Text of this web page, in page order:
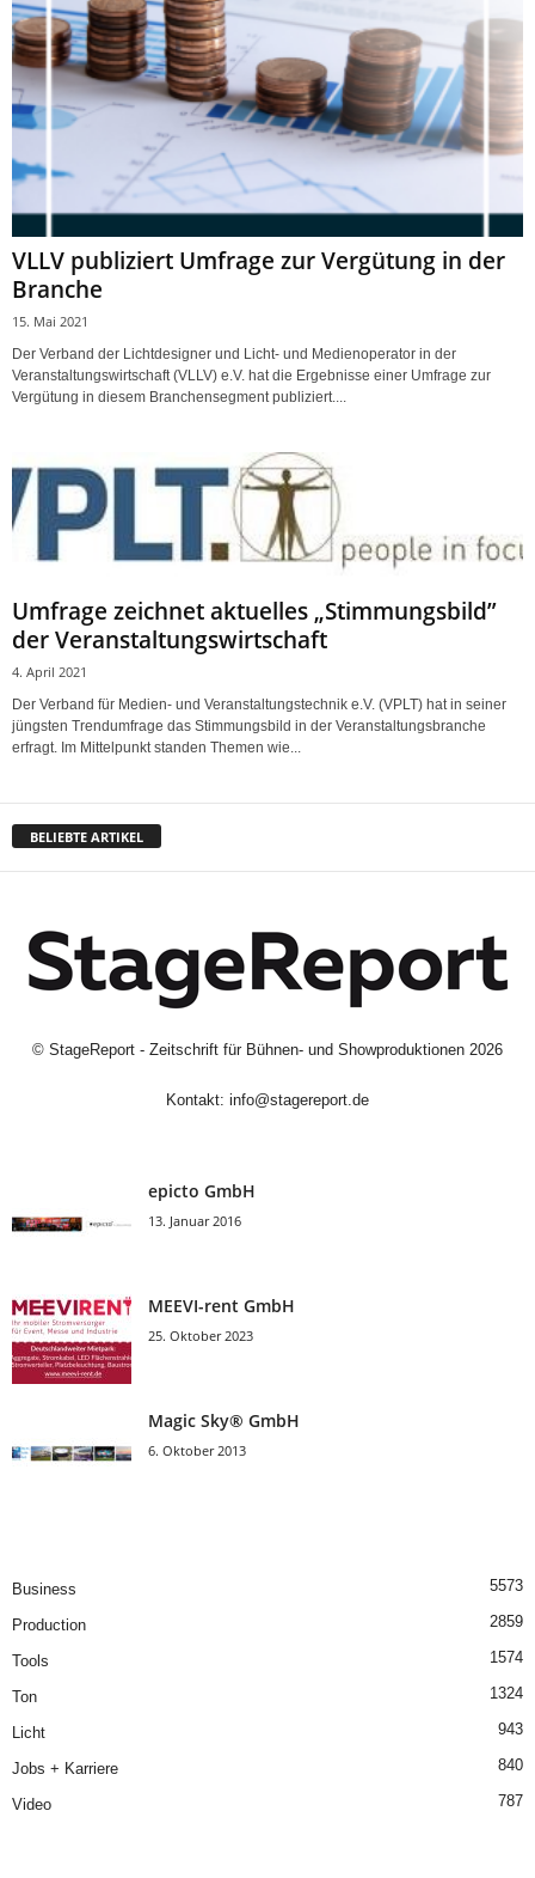
VLLV publiziert Umfrage zur Vergütung in der
Branche
15. Mai 2021
Der Verband der Lichtdesigner und Licht- und Medienoperator in der
Veranstaltungswirtschaft (VLLV) e.V. hat die Ergebnisse einer Umfrage zur
Vergütung in diesem Branchensegment publiziert....
Umfrage zeichnet aktuelles „Stimmungsbild”
der Veranstaltungswirtschaft
4. April 2021
Der Verband für Medien- und Veranstaltungstechnik e.V. (VPLT) hat in seiner
jüngsten Trendumfrage das Stimmungsbild in der Veranstaltungsbranche
erfragt. Im Mittelpunkt standen Themen wie...
BELIEBTE ARTIKEL
© StageReport - Zeitschrift für Bühnen- und Showproduktionen 2026
Kontakt: info@stagereport.de
epicto GmbH
13. Januar 2016
MEEVI-rent GmbH
25. Oktober 2023
Magic Sky® GmbH
6. Oktober 2013
Business 5573
Production 2859
Tools 1574
Ton 1324
Licht 943
Jobs + Karriere 840
Video 787